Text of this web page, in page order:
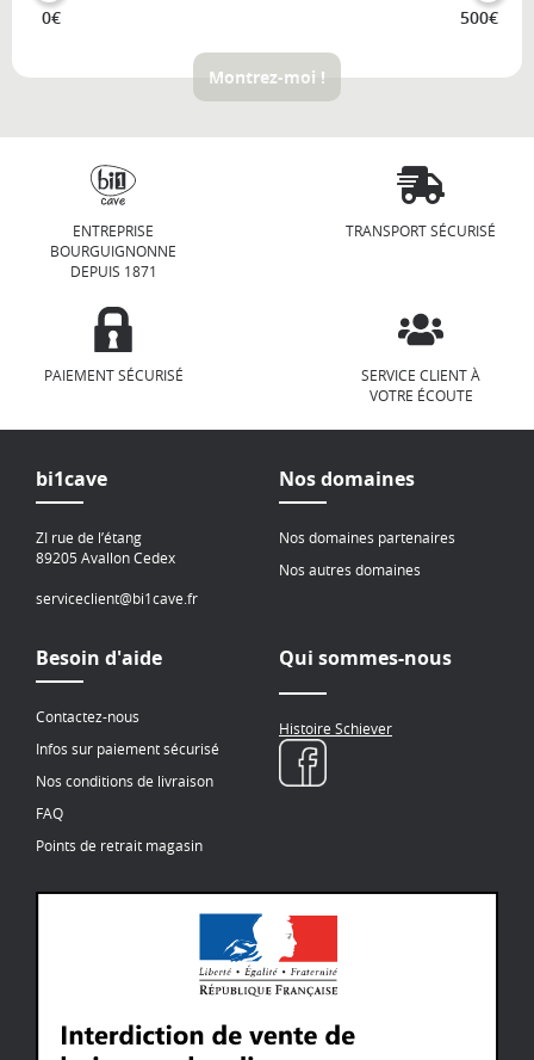
0€ 500€
Montrez-moi !
ENTREPRISE
BOURGUIGNONNE
DEPUIS 1871
TRANSPORT SÉCURISÉ
PAIEMENT SÉCURISÉ
SERVICE CLIENT À
VOTRE ÉCOUTE
bi1cave
ZI rue de l’étang
89205 Avallon Cedex
serviceclient@bi1cave.fr
Nos domaines
Nos domaines partenaires
Nos autres domaines
Besoin d'aide
Contactez-nous
Infos sur paiement sécurisé
Nos conditions de livraison
FAQ
Points de retrait magasin
Qui sommes-nous
Histoire Schiever